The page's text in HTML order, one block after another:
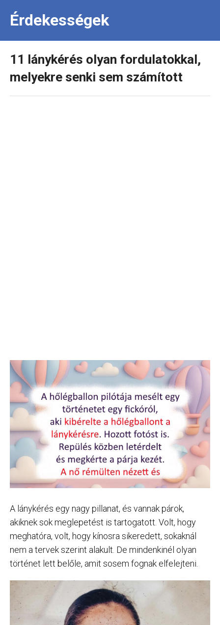
Érdekességek
11 lánykérés olyan fordulatokkal,
melyekre senki sem számított
A lánykérés egy nagy pillanat, és vannak párok,
akiknek sok meglepetést is tartogatott. Volt, hogy
meghatóra, volt, hogy kínosra sikeredett, sokaknál
nem a tervek szerint alakult. De mindenkinél olyan
történet lett belőle, amit sosem fognak elfelejteni.